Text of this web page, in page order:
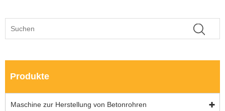
Produkte
Maschine zur Herstellung von Betonrohren